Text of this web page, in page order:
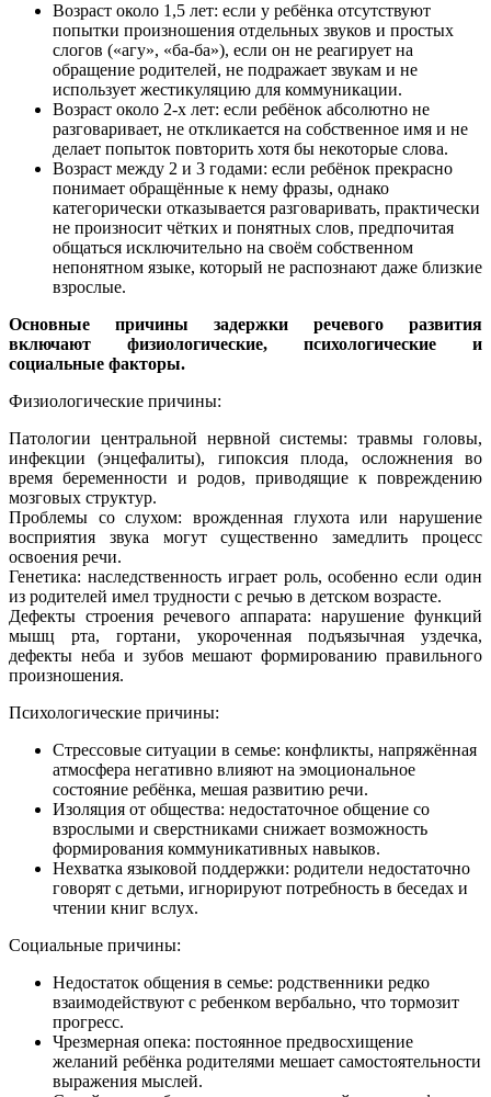
Возраст около 1,5 лет: если у ребёнка отсутствуют
попытки произношения отдельных звуков и простых
слогов («агу», «ба-ба»), если он не реагирует на
обращение родителей, не подражает звукам и не
использует жестикуляцию для коммуникации.
Возраст около 2-х лет: если ребёнок абсолютно не
разговаривает, не откликается на собственное имя и не
делает попыток повторить хотя бы некоторые слова.
Возраст между 2 и 3 годами: если ребёнок прекрасно
понимает обращённые к нему фразы, однако
категорически отказывается разговаривать, практически
не произносит чётких и понятных слов, предпочитая
общаться исключительно на своём собственном
непонятном языке, который не распознают даже близкие
взрослые.
Основные причины задержки речевого развития
включают физиологические, психологические и
социальные факторы.
Физиологические причины:
Патологии центральной нервной системы: травмы головы,
инфекции (энцефалиты), гипоксия плода, осложнения во
время беременности и родов, приводящие к повреждению
мозговых структур.
Проблемы со слухом: врожденная глухота или нарушение
восприятия звука могут существенно замедлить процесс
освоения речи.
Генетика: наследственность играет роль, особенно если один
из родителей имел трудности с речью в детском возрасте.
Дефекты строения речевого аппарата: нарушение функций
мышц рта, гортани, укороченная подъязычная уздечка,
дефекты неба и зубов мешают формированию правильного
произношения.
Психологические причины:
Стрессовые ситуации в семье: конфликты, напряжённая
атмосфера негативно влияют на эмоциональное
состояние ребёнка, мешая развитию речи.
Изоляция от общества: недостаточное общение со
взрослыми и сверстниками снижает возможность
формирования коммуникативных навыков.
Нехватка языковой поддержки: родители недостаточно
говорят с детьми, игнорируют потребность в беседах и
чтении книг вслух.
Социальные причины:
Недостаток общения в семье: родственники редко
взаимодействуют с ребенком вербально, что тормозит
прогресс.
Чрезмерная опека: постоянное предвосхищение
желаний ребёнка родителями мешает самостоятельности
выражения мыслей.